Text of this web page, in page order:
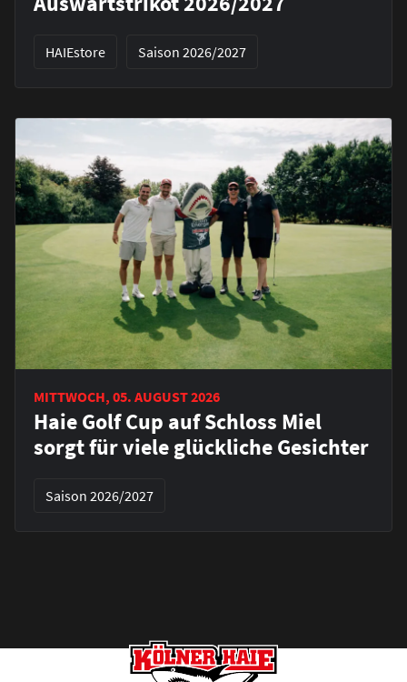
HAIEstore Saison 2026/2027
MITTWOCH, 05. AUGUST 2026
Haie Golf Cup auf Schloss Miel
sorgt für viele glückliche Gesichter
Saison 2026/2027